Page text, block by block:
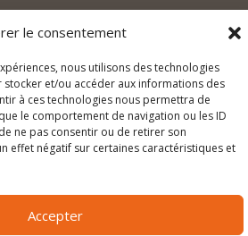
le consentement
nous utilisons des technologies
et/ou accéder aux informations des
à ces technologies nous permettra de
le comportement de navigation ou les ID
ne pas consentir ou de retirer son
effet négatif sur certaines caractéristiques et
Accepter
21000 Dijon, France
|Mentions légales & politique de
Conditions générales de vente